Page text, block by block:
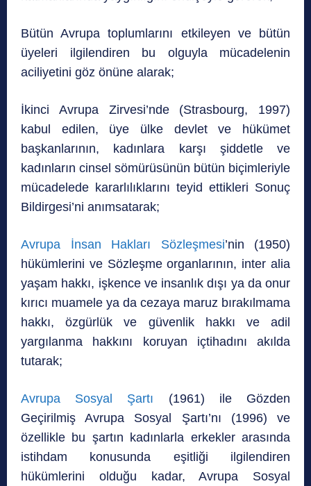
Bütün Avrupa toplumlarını etkileyen ve bütün
üyeleri ilgilendiren bu olguyla mücadelenin
aciliyetini göz önüne alarak;
İkinci Avrupa Zirvesi’nde (Strasbourg, 1997)
kabul edilen, üye ülke devlet ve hükümet
başkanlarının, kadınlara karşı şiddetle ve
kadınların cinsel sömürüsünün bütün biçimleriyle
mücadelede kararlılıklarını teyid ettikleri Sonuç
Bildirgesi’ni anımsatarak;
Avrupa İnsan Hakları Sözleşmesi’nin (1950)
hükümlerini ve Sözleşme organlarının, inter alia
yaşam hakkı, işkence ve insanlık dışı ya da onur
kırıcı muamele ya da cezaya maruz bırakılmama
hakkı, özgürlük ve güvenlik hakkı ve adil
yargılanma hakkını koruyan içtihadını akılda
tutarak;
Avrupa Sosyal Şartı (1961) ile Gözden
Geçirilmiş Avrupa Sosyal Şartı’nı (1996) ve
özellikle bu şartın kadınlarla erkekler arasında
istihdam konusunda eşitliği ilgilendiren
hükümlerini olduğu kadar, Avrupa Sosyal